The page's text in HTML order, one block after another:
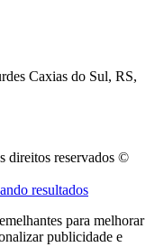
Caxias do Sul, RS,
direitos reservados ©
para melhorar
publicidade e